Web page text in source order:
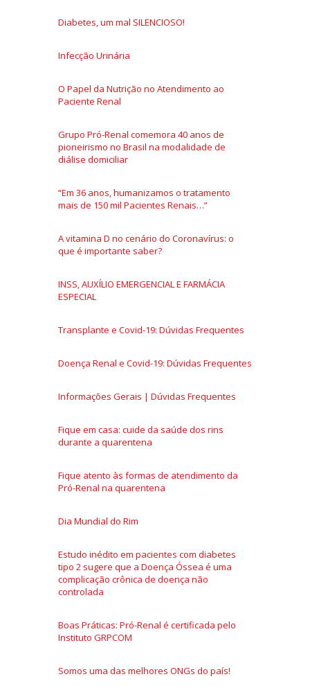
Diabetes, um mal SILENCIOSO!
Infecção Urinária
O Papel da Nutrição no Atendimento ao
Paciente Renal
Grupo Pró-Renal comemora 40 anos de
pioneirismo no Brasil na modalidade de
diálise domiciliar
“Em 36 anos, humanizamos o tratamento
mais de 150 mil Pacientes Renais…”
A vitamina D no cenário do Coronavírus: o
que é importante saber?
INSS, AUXÍLIO EMERGENCIAL E FARMÁCIA
ESPECIAL
Transplante e Covid-19: Dúvidas Frequentes
Doença Renal e Covid-19: Dúvidas Frequentes
Informações Gerais | Dúvidas Frequentes
Fique em casa: cuide da saúde dos rins
durante a quarentena
Fique atento às formas de atendimento da
Pró-Renal na quarentena
Dia Mundial do Rim
Estudo inédito em pacientes com diabetes
tipo 2 sugere que a Doença Óssea é uma
complicação crônica de doença não
controlada
Boas Práticas: Pró-Renal é certificada pelo
Instituto GRPCOM
Somos uma das melhores ONGs do país!